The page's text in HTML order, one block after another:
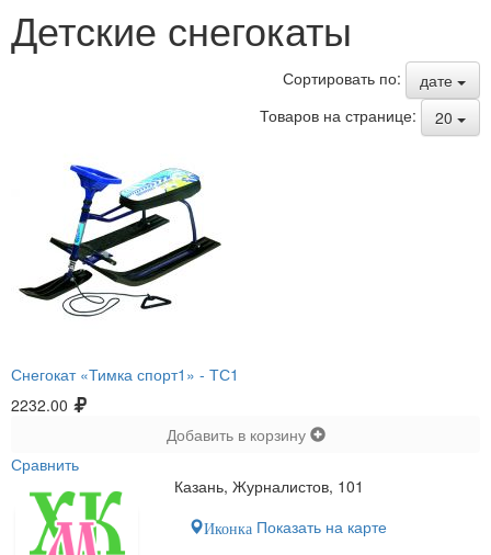
Детские снегокаты
Сортировать по:
дате
Товаров на странице:
20
Снегокат «Тимка спорт1» - ТС1
2232.00
Добавить в корзину
Сравнить
Казань, Журналистов, 101
Иконка Показать на карте